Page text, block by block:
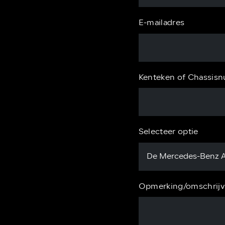
E-mailadres
Kenteken of
Selecteer optie
Opmerking/